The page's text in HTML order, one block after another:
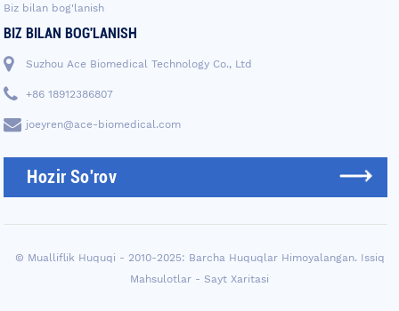
Biz bilan bog'lanish
BIZ BILAN BOG'LANISH
Suzhou Ace Biomedical Technology Co., Ltd
+86 18912386807
joeyren@ace-biomedical.com
Hozir So'rov
© Mualliflik Huquqi - 2010-2025: Barcha Huquqlar Himoyalangan. Issiq
Mahsulotlar - Sayt Xaritasi